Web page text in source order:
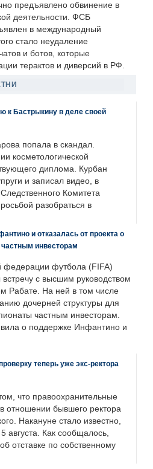
предъявлено обвинение в
деятельности. ФСБ
в международный
стало неудаление
и ботов, которые
терактов и диверсий в РФ.
к Бастрыкину в деле своей
попала в скандал.
косметологической
диплома. Курбан
и записал видео, в
Комитета
разобраться в
и отказалась от проекта о
инвесторам
федерации футбола (FIFA)
с высшим руководством
Рабате. На ней в том числе
дочерней структуры для
частным инвесторам.
о поддержке Инфантино и
теперь уже экс-ректора
что правоохранительные
отношении бывшего ректора
Накануне стало известно,
августа. Как сообщалось,
отставке по собственному